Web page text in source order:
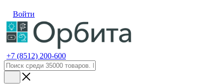
Войти
+7 (8512) 200-600